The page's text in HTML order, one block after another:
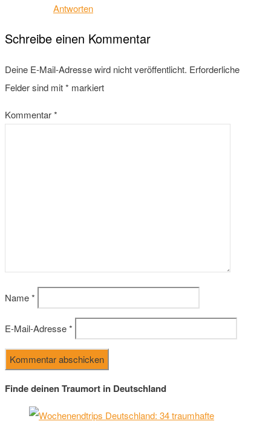
Antworten
Schreibe einen Kommentar
Deine E-Mail-Adresse wird nicht veröffentlicht. Erforderliche
Felder sind mit* markiert
Kommentar*
Name*
E-Mail-Adresse*
Finde deinen Traumort in Deutschland